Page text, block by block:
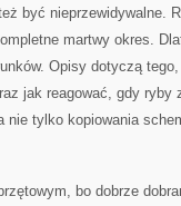
być nieprzewidywalne.
martwy okres.
Opisy dotyczą
jak reagować, gdy ryby
tylko kopiowania
bo dobrze